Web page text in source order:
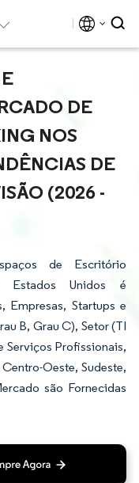
DE
NOS
DE
(2026 -
de Escritório
Estados Unidos é
Empresas, Startups e
B, Grau C), Setor (TI
Serviços Profissionais,
Oeste, Sudeste,
são Fornecidas